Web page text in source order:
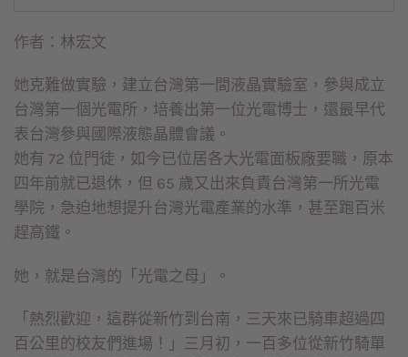
作者：林宏文
她克難做實驗，建立台灣第一間液晶實驗室，參與成立
台灣第一個光電所，培養出第一位光電博士，還最早代
表台灣參與國際液態晶體會議。
她有 72 位門徒，如今已位居各大光電面板廠要職，原本
四年前就已退休，但 65 歲又出來負責台灣第一所光電
學院，急迫地想提升台灣光電產業的水準，甚至跑百米
趕高鐵。
她，就是台灣的「光電之母」。
「熱烈歡迎，這群從新竹到台南，三天來已騎車超過四
百公里的校友們進場！」三月初，一百多位從新竹騎單